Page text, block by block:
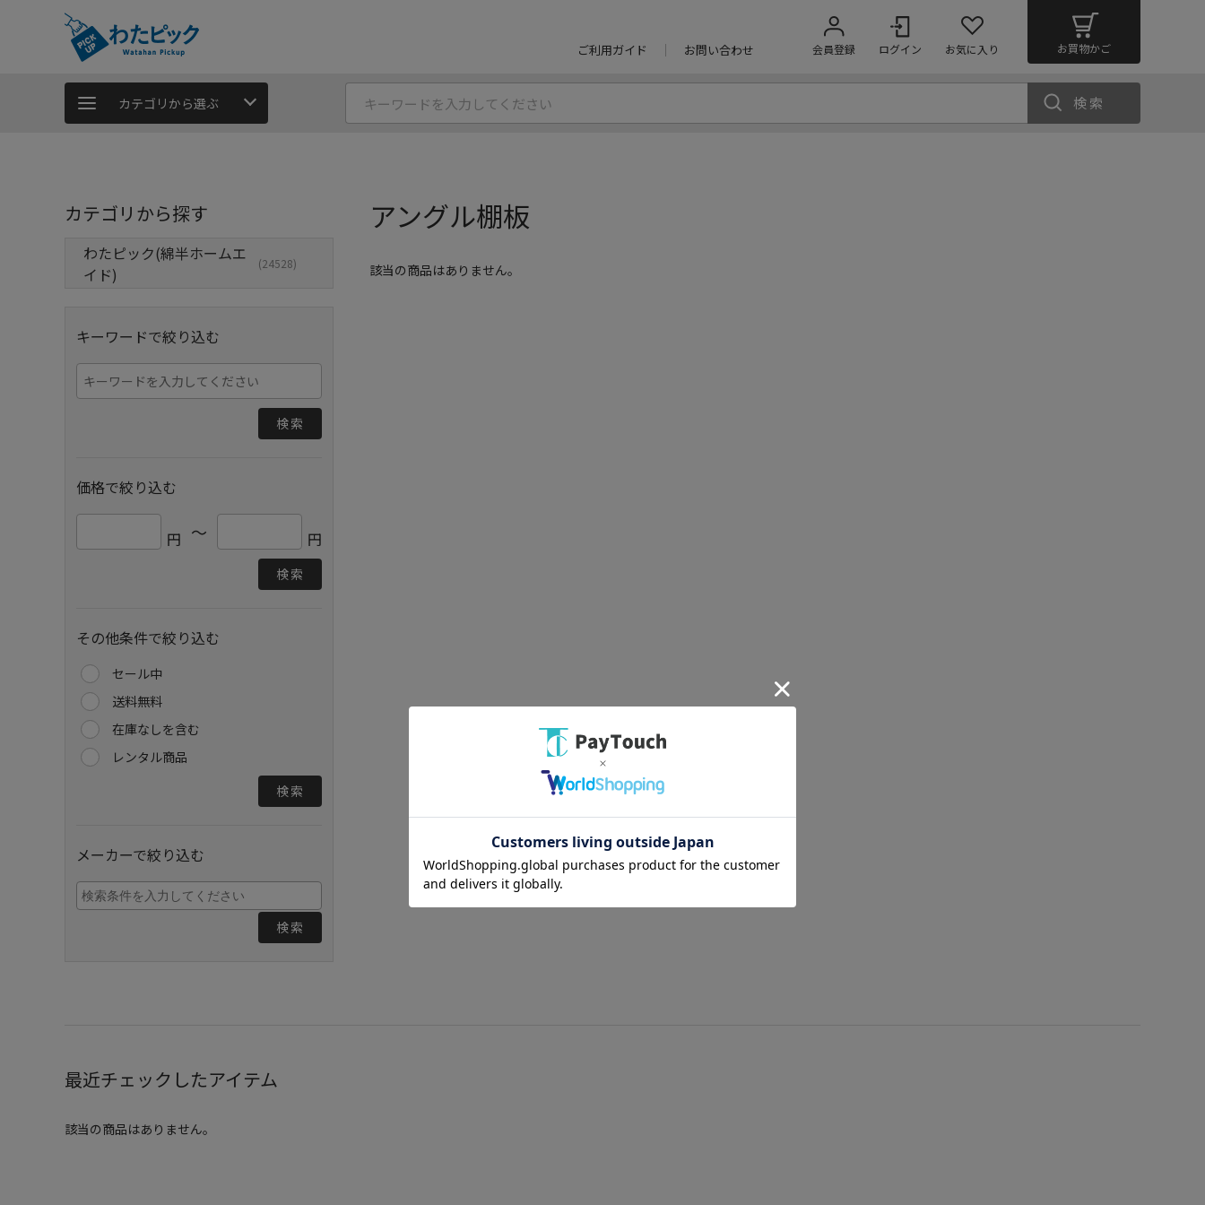
ご利用ガイド お問い合わせ 会員登録 ログイン お気に入り お買物かご
カテゴリから選ぶ 検索
カテゴリから探す
わたピック(綿半ホームエ
イド)
(24528)
キーワードで絞り込む
検索
価格で絞り込む
円 ～ 円
検索
その他条件で絞り込む
セール中
送料無料
在庫なしを含む
レンタル商品
検索
メーカーで絞り込む
検索
アングル棚板
該当の商品はありません。
最近チェックしたアイテム
該当の商品はありません。